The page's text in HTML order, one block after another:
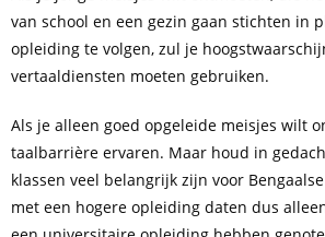
van school en een gezin gaan stichten in
opleiding te volgen, zul je
vertaaldiensten moeten gebruiken.
Als je alleen goed opgeleide meisjes wilt
taalbarrière ervaren. Maar houd in
klassen veel belangrijk zijn voor
met een hogere opleiding daten dus